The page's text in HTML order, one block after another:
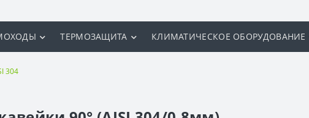
ТЕРМОЗАЩИТА КЛИМАТИЧЕСКОЕ ОБОРУДОВАНИЕ
304